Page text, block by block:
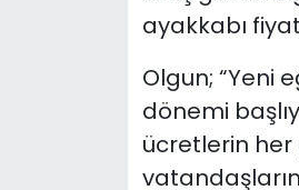
ayakkabı
Olgun; “Yeni
dönemi
ücretlerin